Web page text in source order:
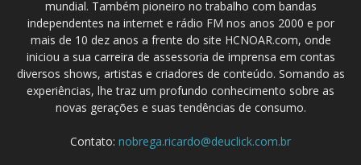
mundial. Também pioneiro no trabalho com bandas
independentes na internet e rádio FM nos anos 2000 e por
mais de 10 dez anos a frente do site HCNOAR.com, onde
iniciou a sua carreira de assessoria de imprensa em contas
diversos shows, artistas e criadores de conteúdo. Somando as
experiências, lhe traz um profundo conhecimento sobre as
novas gerações e suas tendências de consumo.
Contato: nobrega.ricardo@deuclick.com.br